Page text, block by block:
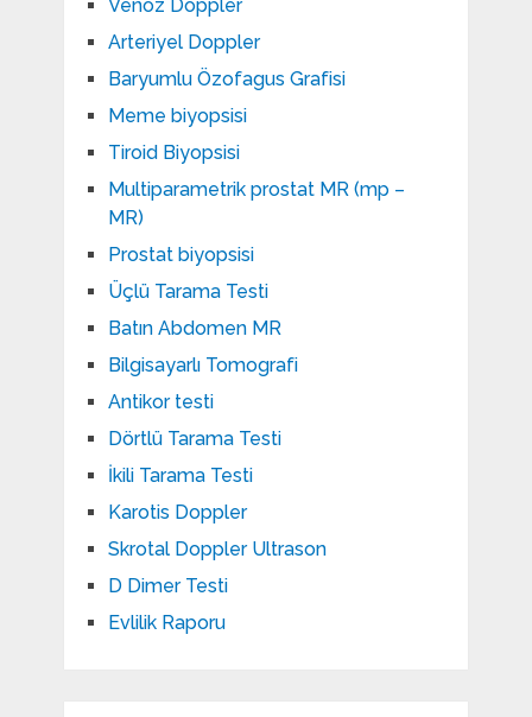
Venöz Doppler
Arteriyel Doppler
Baryumlu Özofagus Grafisi
Meme biyopsisi
Tiroid Biyopsisi
Multiparametrik prostat MR (mp –
MR)
Prostat biyopsisi
Üçlü Tarama Testi
Batın Abdomen MR
Bilgisayarlı Tomografi
Antikor testi
Dörtlü Tarama Testi
İkili Tarama Testi
Karotis Doppler
Skrotal Doppler Ultrason​
D Dimer Testi
Evlilik Raporu